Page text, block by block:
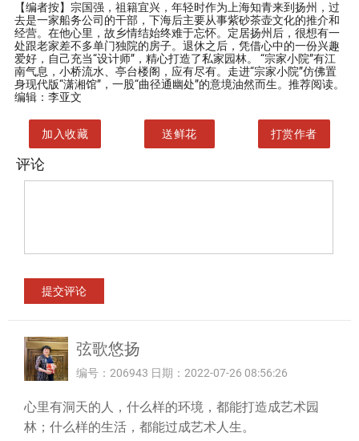
【编者按】 宗国强，祖籍宜兴，年轻时作为上海知青来到扬州，过
去是一家船务公司的干部，下海后主要从事紫砂茶壶文化的推介和
经营。在他心里，故乡情结始终难于忘怀。定居扬州后，很想有一
处跟老家差不多单门独院的房子。退休之后，凭借心中的一份兴趣
爱好，自己充当“设计师”，精心打造了私家园林。 “宗家小院”有江
南气息，小桥流水、亭台楼阁，应有尽有。走进“宗家小院”仿佛置
身现代版“潇湘馆”，一股“曲径通幽处”的意境油然而生。推荐阅读。
编辑：李亚文
加入收藏 送鲜花 打赏作者
评论
弦歌悠扬
编号：206943 日期：2022-07-26 08:56:26
心里有洞天的人，什么样的环境，都能打造成艺术园
林；什么样的生活，都能过成艺术人生。